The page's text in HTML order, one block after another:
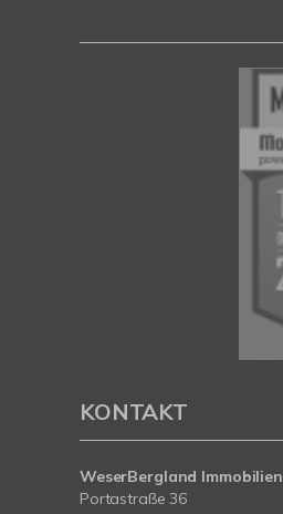
KONTAKT
WeserBergland Immobilien
Portastraße 36